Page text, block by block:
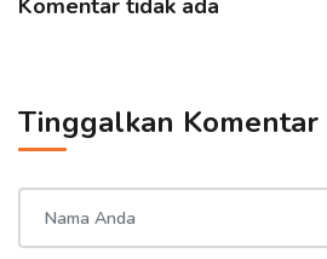
Komentar tidak ada
Tinggalkan Komentar